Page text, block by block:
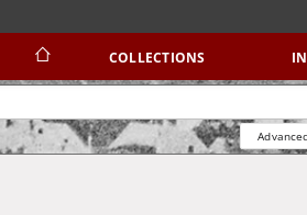
COLLECTIONS